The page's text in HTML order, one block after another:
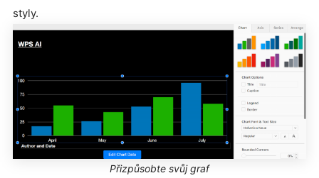
styly.
Přizpůsobte svůj graf